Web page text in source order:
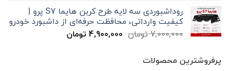
7,000,000 تومان
بود.
4,900,000 تومان
است.
روداشبوردی سه‌ لایه طرح کربن هایما S7 پرو |
کیفیت وارداتی، محافظت حرفه‌ای از داشبورد خودرو
7,000,000تومان قیمت
4,900,000 تومانقیمت
پرفروشترین محصولات